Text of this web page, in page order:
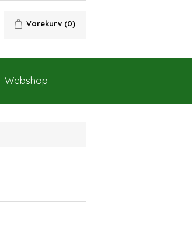
Varekurv (0)
Webshop